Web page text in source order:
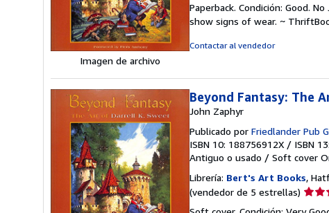
Imagen de archivo
5
Paperback. Condición: Good.
show signs of wear. ~
Contactar al vendedor
Beyond Fantasy: The
John Zaphyr
Publicado por Friedlander Pub
ISBN 10: 188756912X / ISBN
Antiguo o usado / Soft cover
Librería: Bert's Art Books,
(vendedor de 5 estrellas)